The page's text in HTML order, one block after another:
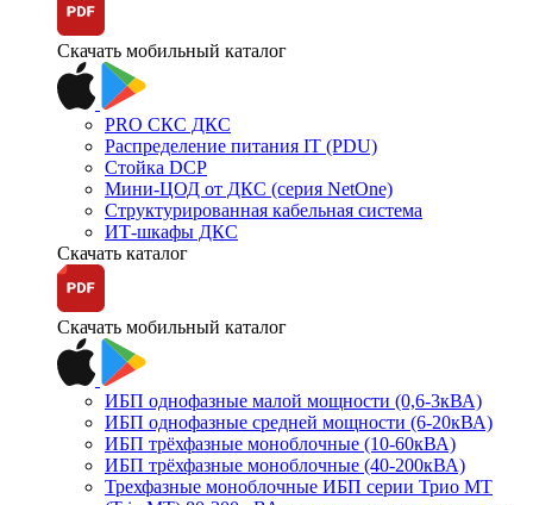
Скачать мобильный каталог
PRO СКС ДКС
Распределение питания IT (PDU)
Стойка DCP
Мини-ЦОД от ДКС (серия NetOne)
Структурированная кабельная система
ИТ-шкафы ДКС
Скачать каталог
Скачать мобильный каталог
ИБП однофазные малой мощности (0,6-3кВА)
ИБП однофазные средней мощности (6-20кВА)
ИБП трёхфазные моноблочные (10-60кВА)
ИБП трёхфазные моноблочные (40-200кВА)
Трехфазные моноблочные ИБП серии Трио МТ